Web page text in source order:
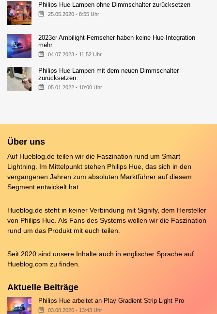
Philips Hue Lampen ohne Dimmschalter zurücksetzen
25.05.2020 - 8:55 Uhr
2023er Ambilight-Fernseher haben keine Hue-Integration
mehr
04.07.2023 - 11:52 Uhr
Philips Hue Lampen mit dem neuen Dimmschalter
zurücksetzen
05.01.2022 - 10:00 Uhr
Über uns
Auf Hueblog.de teilen wir die Faszination rund um Smart
Lightning. Im Mittelpunkt stehen Philips Hue, das sich in den
vergangenen Jahren zum absoluten Marktführer auf diesem
Segment entwickelt hat.
Hueblog.de steht in keiner Verbindung mit Signify, dem Hersteller
von Philips Hue. Als Fans des Systems wollen wir die Faszination
rund um das Produkt mit euch teilen.
Seit 2020 sind unsere Inhalte auch in englischer Sprache auf
Hueblog.com zu finden.
Aktuelle Beiträge
Philips Hue arbeitet an Play Gradient Strip Light Pro
03.08.2026 - 13:43 Uhr